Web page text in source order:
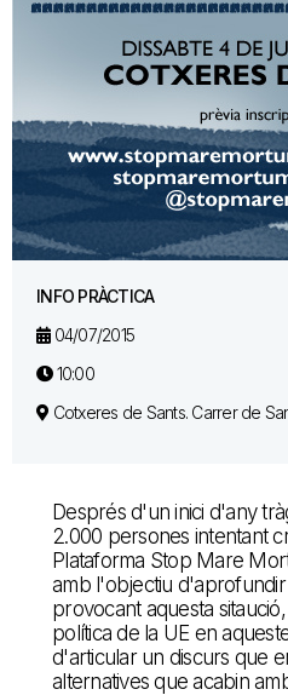
INFO PRÀCTICA
04/07/2015
10:00
Cotxeres de Sants. Carrer de
Després d'un inici d'any
2.000 persones intentant
Plataforma Stop Mare
amb l'objectiu
provocant aquesta
política de la UE en
d'articular un discurs que
alternatives que acabin